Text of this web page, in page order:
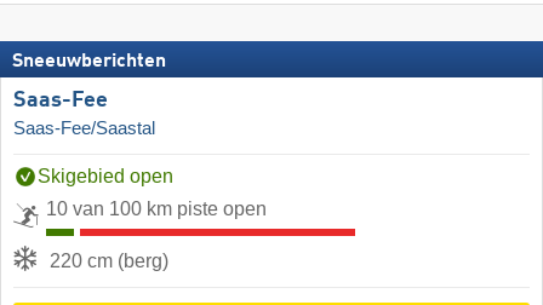
Sneeuwberichten
Saas-Fee
Saas-Fee/Saastal
Skigebied open
10 van 100 km piste open
220 cm (berg)